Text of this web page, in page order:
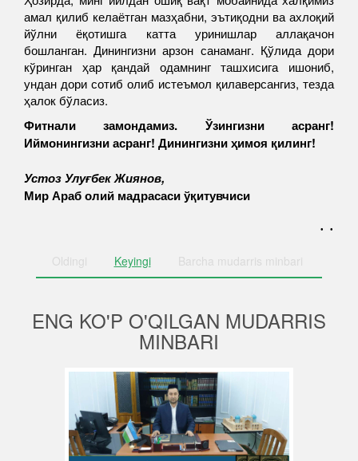
амал қилиб келаётган мазҳабни, эътиқодни ва ахлоқий
йўлни ёқотишга катта уринишлар аллақачон
бошланган. Динингизни арзон санаманг. Қўлида дори
кўринган ҳар қандай одамнинг ташхисига ишониб,
ундан дори сотиб олиб истеъмол қилаверсангиз, тезда
ҳалок бўласиз.
Фитнали замондамиз. Ўзингизни асранг!
Иймонингизни асранг! Динингизни ҳимоя қилинг!
Устоз Улуғбек Жиянов,
Мир Араб олий мадрасаси ўқитувчиси
. .
Oldingi Keyingi Barcha mudarris minbari
ENG KO'P O'QILGAN MUDARRIS
MINBARI